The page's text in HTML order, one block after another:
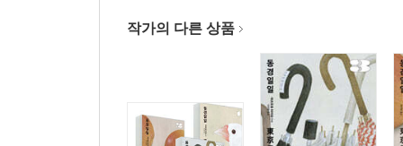
작가의 다른 상품